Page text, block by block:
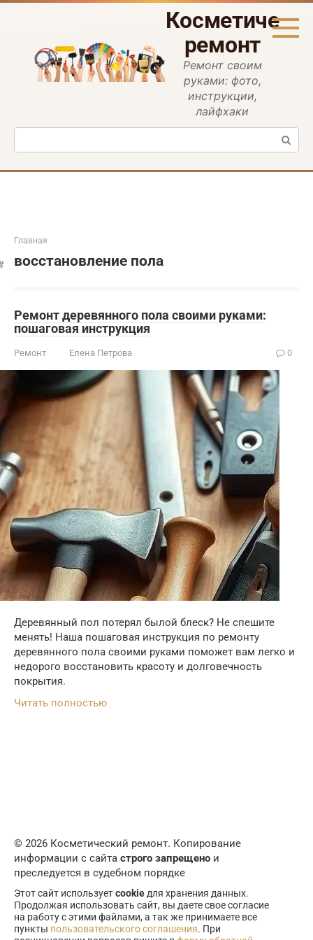
Перейти
ремонт
Ремонт своим
руками: фото,
инструкции,
лайфхаки
Поиск:
Главная
восстановление пола
Ремонт деревянного пола своими руками:
пошаговая инструкция
Ремонт Елена Петрова 0
Деревянный пол потерял былой блеск? Не спешите
менять! Наша пошаговая инструкция по ремонту
деревянного пола своими руками поможет вам легко и
недорого восстановить красоту и долговечность
покрытия.
Читать полностью
© 2026 Косметический ремонт. Копирование
информации с сайта строго запрещено и
преследуется в судебном порядке
Этот сайт используетcookie для хранения данных.
Продолжая использовать сайт, вы даете свое согласие
на работу с этими файлами, а так же принимаете все
пункты пользовательского соглашения. При